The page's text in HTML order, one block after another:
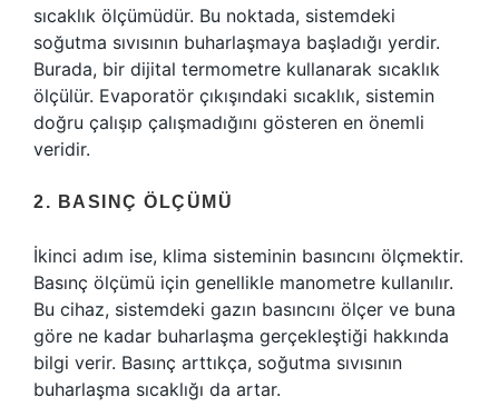
sıcaklık ölçümüdür. Bu noktada, sistemdeki
soğutma sıvısının buharlaşmaya başladığı yerdir.
Burada, bir dijital termometre kullanarak sıcaklık
ölçülür. Evaporatör çıkışındaki sıcaklık, sistemin
doğru çalışıp çalışmadığını gösteren en önemli
veridir.
2. BASINÇ ÖLÇÜMÜ
İkinci adım ise, klima sisteminin basıncını ölçmektir.
Basınç ölçümü için genellikle manometre kullanılır.
Bu cihaz, sistemdeki gazın basıncını ölçer ve buna
göre ne kadar buharlaşma gerçekleştiği hakkında
bilgi verir. Basınç arttıkça, soğutma sıvısının
buharlaşma sıcaklığı da artar.